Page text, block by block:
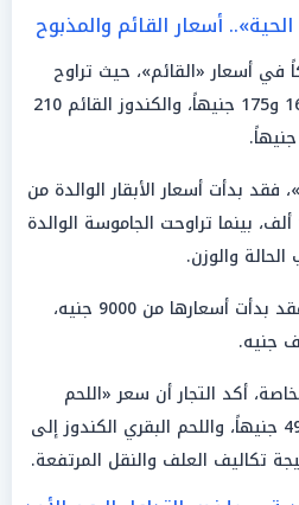
أسعار القائم والمذبوح
أسعار «القائم»، حيث تراوح
كيلو الجاموسي الحي بين 160 و175 جنيهاً، والكندوز القائم 210
فقد بدأت أسعار الأبقار الوالدة من
95 ألف جنيه وتصل إلى 100 ألف، بينما تراوحت الجاموسة الوالدة
وبالنسبة للأغنام الصغيرة، فقد بدأت أسعارها من 9000 جنيه،
أكد التجار أن سعر «اللحم
الضاني البلدي» وصل إلى 490 جنيهاً، واللحم البقري الكندوز إلى